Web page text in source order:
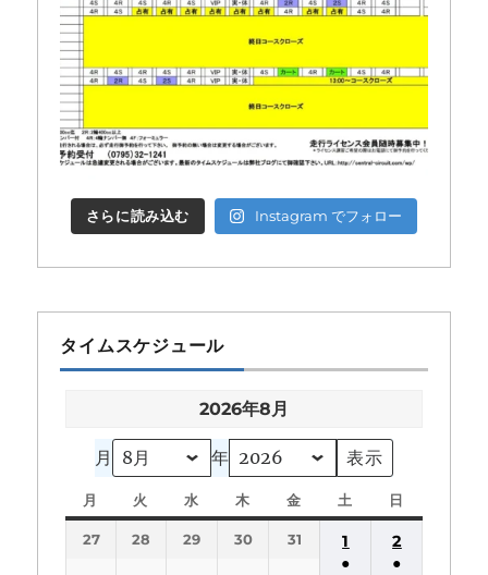
さらに読み込む Instagram でフォロー
タイムスケジュール
2026年8月
月 年
月
曜
日
火
曜
日
水
曜
日
木
曜
日
金
曜
土
曜
日
曜
27 28 29 30 31
1
●
2
●